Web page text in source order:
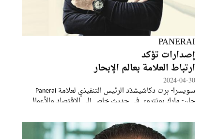
PANERAI
إصدارات تؤكد
ارتباط العلامة بعالم الإبحار
2024-04-30
سويسرا- برت دكاشيشدّد الرئيس التنفيذي لعلامة Panerai
جان- مارك بونتروي في حديث خاص إلى الاقتصاد والأعمال
Watches and Wonders Geneva 2024 ينصبّ على الشراكة مع
Luna Rossa. ويقول: "كانت هذه الشراكة